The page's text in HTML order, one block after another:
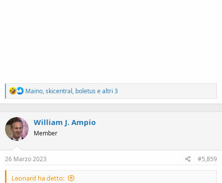
R
e
a
t
i
o
:
Maino,skicentral, boletus e altri 3
William J. Ampio
Member
26 Marzo 2023 #5,859
Leonard ha detto: